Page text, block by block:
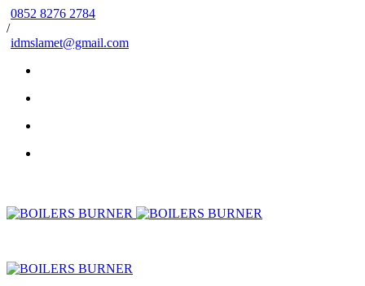
0852 8276 2784
/
idmslamet@gmail.com